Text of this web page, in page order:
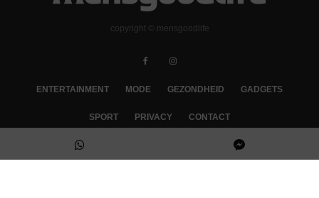
copyright © mensgoodlife
ENTERTAINMENT MODE GEZONDHEID GADGETS
SPORT PRIVACY CONTACT